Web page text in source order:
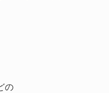
の